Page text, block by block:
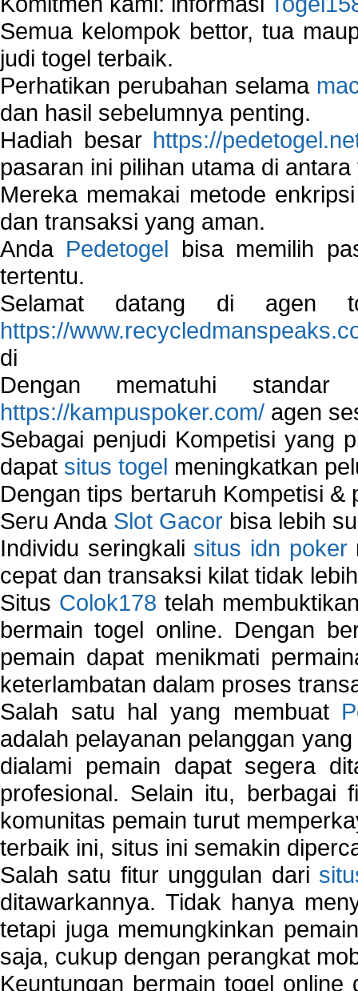
Semua kelompok bettor, tua
judi togel terbaik.
Perhatikan perubahan selama
dan hasil sebelumnya penting.
Hadiah besar https://
pasaran ini pilihan utama di
Mereka memakai metode
dan transaksi yang aman.
Anda Pedetogel bisa memilih
tertentu.
Selamat datang di agen
https://
di
Dengan mematuhi
https://kampuspoker.com/ agen
Sebagai penjudi Kompetisi yang
dapat situs togel meningkatkan
Dengan tips bertaruh Kompetisi
Seru Anda Slot Gacor bisa lebih
Individu seringkali situs idn poker
cepat dan transaksi kilat tidak
Situs Colok178 telah
bermain togel online. Dengan
pemain dapat menikmati
keterlambatan dalam proses
Salah satu hal yang membuat
adalah pelayanan pelanggan
dialami pemain dapat segera
profesional. Selain itu, berbagai
komunitas pemain turut
terbaik ini, situs ini semakin
Salah satu fitur unggulan dari
ditawarkannya. Tidak hanya
tetapi juga memungkinkan
saja, cukup dengan perangkat
Keuntungan bermain togel